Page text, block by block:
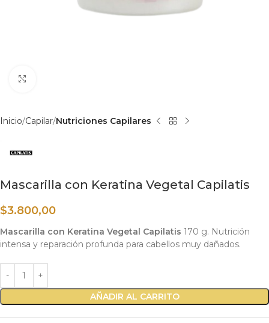
Inicio Capilar Nutriciones Capilares
Mascarilla con Keratina Vegetal Capilatis
$3.800,00
Mascarilla con Keratina Vegetal Capilatis 170 g. Nutrición
intensa y reparación profunda para cabellos muy dañados.
AÑADIR AL CARRITO